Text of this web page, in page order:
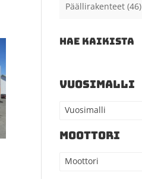
Päällirakenteet (46)
HAE KAIKISTA
VUOSIMALLI
Vuosimalli
MOOTTORI
Moottori